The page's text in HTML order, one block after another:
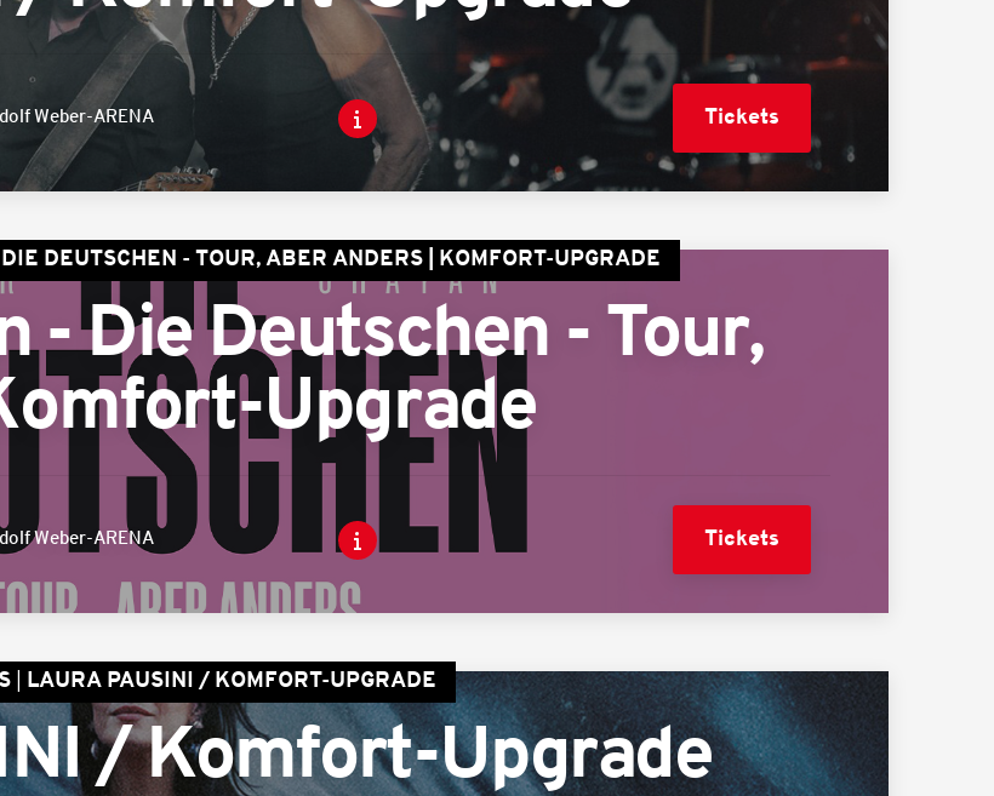
Weber-ARENA Tickets
DEUTSCHEN - TOUR, ABER ANDERS | KOMFORT-UPGRADE
- Die Deutschen - Tour,
Upgrade
Weber-ARENA Tickets
LAURA PAUSINI / KOMFORT-UPGRADE
/ Komfort-Upgrade